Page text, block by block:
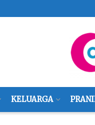
KELUARGA